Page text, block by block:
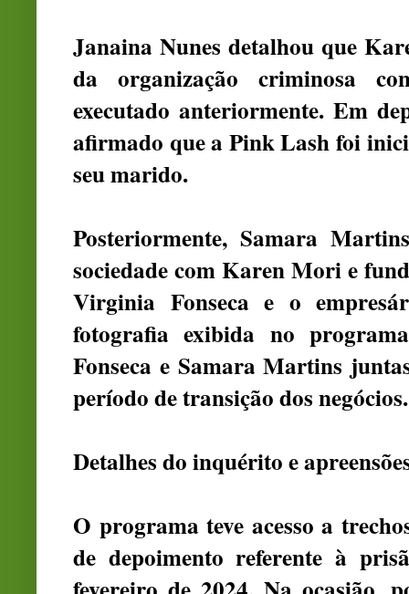
Janaina Nunes detalhou que
da organização criminosa
executado anteriormente. Em
afirmado que a Pink Lash foi
seu marido.
Posteriormente, Samara
sociedade com Karen Mori e
Virginia Fonseca e o
fotografia exibida no
Fonseca e Samara Martins
período de transição dos negócios.
Detalhes do inquérito e
O programa teve acesso a
de depoimento referente à